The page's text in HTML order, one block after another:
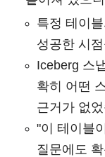
특정 테이
성공한 시
Iceberg 스
확히 어떤
근거가 없
"이 테이블
질문에도